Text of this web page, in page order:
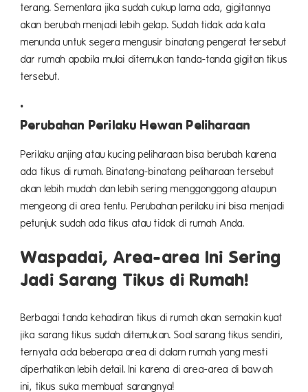
terang. Sementara jika sudah cukup lama ada, gigitannya
akan berubah menjadi lebih gelap. Sudah tidak ada kata
menunda untuk segera mengusir binatang pengerat tersebut
dar rumah apabila mulai ditemukan tanda-tanda gigitan tikus
tersebut.
Perubahan Perilaku Hewan Peliharaan
Perilaku anjing atau kucing peliharaan bisa berubah karena
ada tikus di rumah. Binatang-binatang peliharaan tersebut
akan lebih mudah dan lebih sering menggonggong ataupun
mengeong di area tentu. Perubahan perilaku ini bisa menjadi
petunjuk sudah ada tikus atau tidak di rumah Anda.
Waspadai, Area-area Ini Sering
Jadi Sarang Tikus di Rumah!
Berbagai tanda kehadiran tikus di rumah akan semakin kuat
jika sarang tikus sudah ditemukan. Soal sarang tikus sendiri,
ternyata ada beberapa area di dalam rumah yang mesti
diperhatikan lebih detail. Ini karena di area-area di bawah
ini, tikus suka membuat sarangnya!